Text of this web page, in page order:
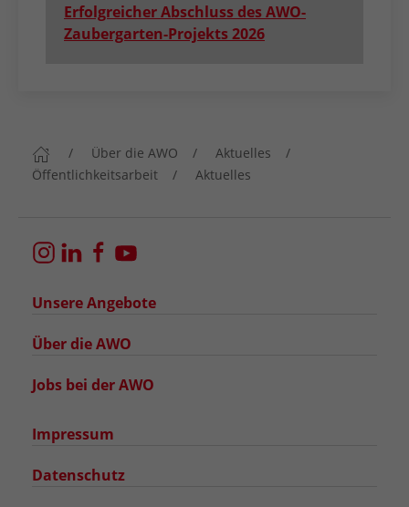
Erfolgreicher Abschluss des AWO-
Zaubergarten-Projekts 2026
Über die AWO
Aktuelles
Öffentlichkeitsarbeit
Aktuelles
Unsere Angebote
Über die AWO
Jobs bei der AWO
Impressum
Datenschutz